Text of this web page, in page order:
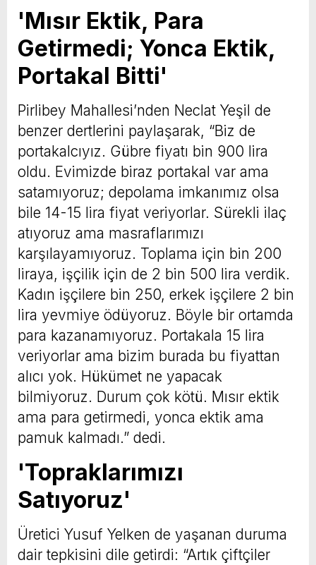
'Mısır Ektik, Para
Getirmedi; Yonca Ektik,
Portakal Bitti'
Pirlibey Mahallesi’nden Neclat Yeşil de
benzer dertlerini paylaşarak, “Biz de
portakalcıyız. Gübre fiyatı bin 900 lira
oldu. Evimizde biraz portakal var ama
satamıyoruz; depolama imkanımız olsa
bile 14-15 lira fiyat veriyorlar. Sürekli ilaç
atıyoruz ama masraflarımızı
karşılayamıyoruz. Toplama için bin 200
liraya, işçilik için de 2 bin 500 lira verdik.
Kadın işçilere bin 250, erkek işçilere 2 bin
lira yevmiye ödüyoruz. Böyle bir ortamda
para kazanamıyoruz. Portakala 15 lira
veriyorlar ama bizim burada bu fiyattan
alıcı yok. Hükümet ne yapacak
bilmiyoruz. Durum çok kötü. Mısır ektik
ama para getirmedi, yonca ektik ama
pamuk kalmadı.” dedi.
'Topraklarımızı
Satıyoruz'
Üretici Yusuf Yelken de yaşanan duruma
dair tepkisini dile getirdi: “Artık çiftçiler